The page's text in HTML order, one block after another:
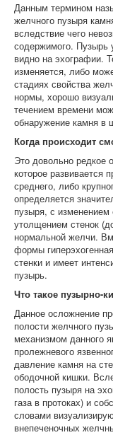
Данным термином
желчного пузыря
вследствие чего
содержимого. Пузырь
видно на эхографии.
изменяется, либо
стадиях свойства
нормы, хорошо
течением времени
обнаружение камня в
Когда происходит
Это довольно редкое
которое развивается
среднего, либо
определяется
пузыря, с
утолщением стенок
нормальной желчи.
формы
стенки и имеет
пузырь.
Что такое пузырно-
Данное осложнение
полости желчного
механизмом данного
пролежневого
давление камня на
ободочной кишки.
полость пузыря на
газа в протоках) и
словами
внепеченочных